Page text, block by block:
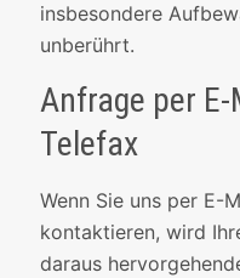
insbesondere
unberührt.
Anfrage per
Telefax
Wenn Sie uns per E-
kontaktieren, wird
daraus